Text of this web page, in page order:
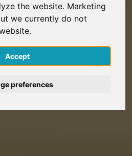
the website. Marketing
we currently do not
preferences
Registrati gratis
Accedi
English
Deutsch
Nederlands